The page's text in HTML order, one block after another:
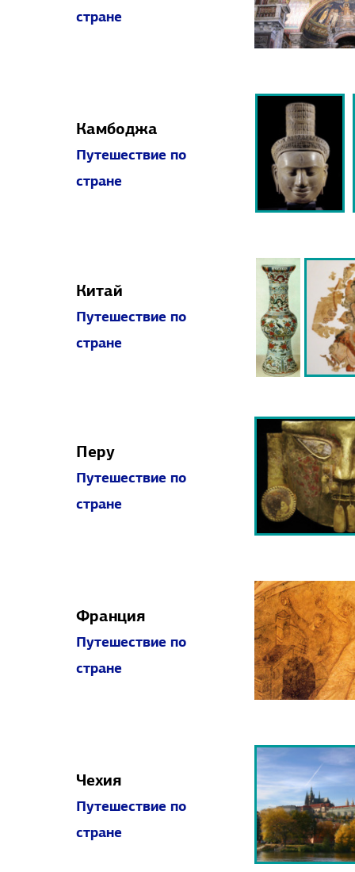
стране
Камбоджа
Путешествие по
стране
Китай
Путешествие по
стране
Перу
Путешествие по
стране
Франция
Путешествие по
стране
Чехия
Путешествие по
стране